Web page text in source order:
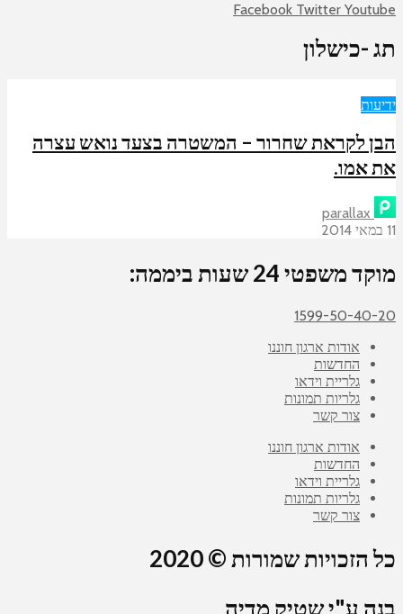
Facebook Twitter Youtube
תג -כישלון
ידיעות
הבן לקראת שחרור – המשטרה בצעד נואש עצרה
את אמו.
11 במאי 2014
מוקד משפטי 24 שעות ביממה:
1599-50-40-20
אודות ארגון חוננו
החדשות
גלריית וידאו
גלריות תמונות
צור קשר
אודות ארגון חוננו
החדשות
גלריית וידאו
גלריות תמונות
צור קשר
כל הזכויות שמורות © 2020
בנה ע"י שטיק מדיה